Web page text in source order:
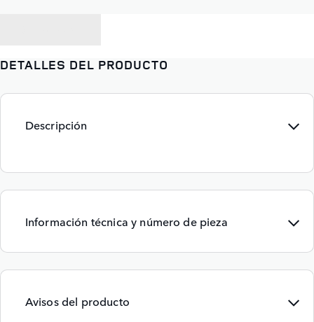
DETALLES DEL PRODUCTO
Descripción
Información técnica y número de pieza
Avisos del producto